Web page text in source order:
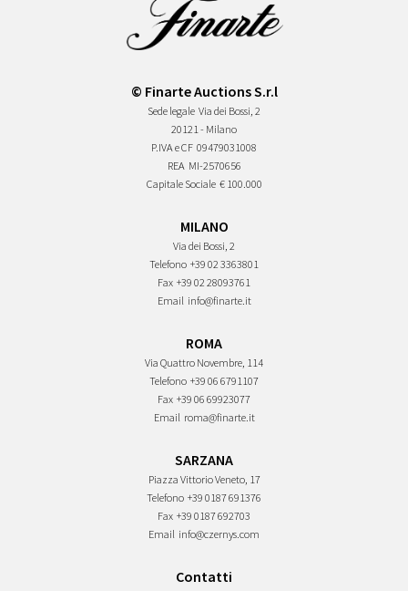
© Finarte Auctions S.r.l
Sede legale Via dei Bossi, 2
20121 - Milano
P.IVA e CF 09479031008
REA MI-2570656
Capitale Sociale € 100.000
MILANO
Via dei Bossi, 2
Telefono +39 02 3363801
Fax +39 02 28093761
Email info@finarte.it
ROMA
Via Quattro Novembre, 114
Telefono +39 06 6791107
Fax +39 06 69923077
Email roma@finarte.it
SARZANA
Piazza Vittorio Veneto, 17
Telefono +39 0187 691376
Fax +39 0187 692703
Email info@czernys.com
Contatti